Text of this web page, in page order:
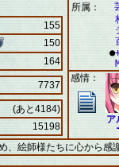
155
150
164
7737
(あと4184)
15198
所属：
●
感情：
ア
、絵師様たちに心から感謝